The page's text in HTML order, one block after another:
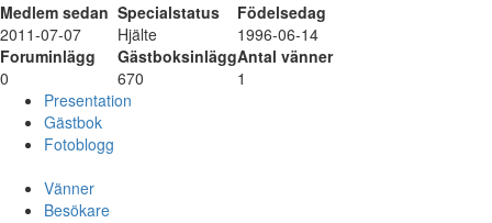
Medlem sedan Specialstatus
Födelsedag
2011-07-07
Hjälte
1996-06-14
Foruminlägg
GästboksinläggAntal vänner
0
670
1
Presentation
Gästbok
Fotoblogg
Vänner
Besökare